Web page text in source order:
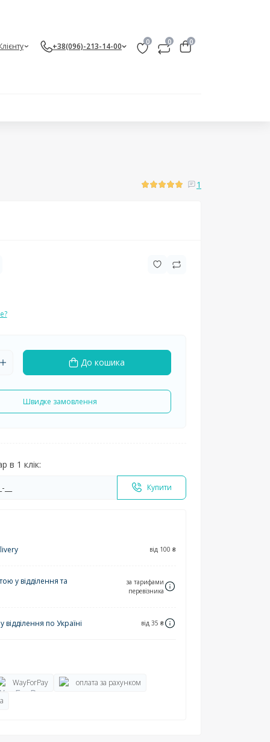
+38(096)-213-14-00 0 0 0
1
До кошика
Швидке замовлення
в 1 клік:
Купити
від 100 ₴
у відділення та
за тарифами
перевізника
по Україні від 35 ₴
WayForPay
оплата за рахунком